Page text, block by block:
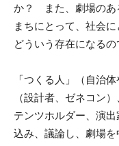
か？ また、劇場のあ
まちにとって、社会
どういう存在になるの
「つくる人」（自治
（設計者、ゼネコン
テンツホルダー、演
込み、議論し、劇場を